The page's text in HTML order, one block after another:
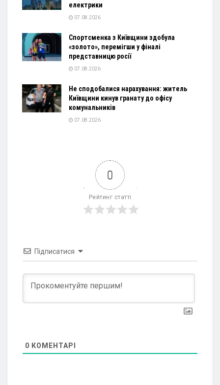
електрики
07.08.2026
Спортсменка з Київщини здобула
«золото», перемігши у фіналі
представницю росії
07.08.2026
Не сподобалися нарахування: житель
Київщини кинув гранату до офісу
комунальників
07.08.2026
0
Рейтинг статті
Підписатися
0 КОМЕНТАРІ